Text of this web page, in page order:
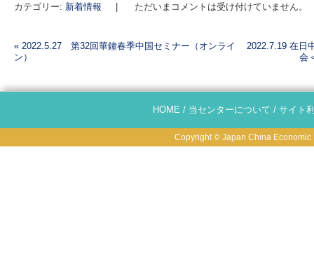
カテゴリー: 新着情報 ただいまコメントは受け付けていません。
投稿ナビゲーション
« 2022.5.27 第32回華鐘春季中国セミナー（オンライ
ン）
2022.7.19 在日
会
HOME / 当センターについて / サイト
Copyright © Japan China